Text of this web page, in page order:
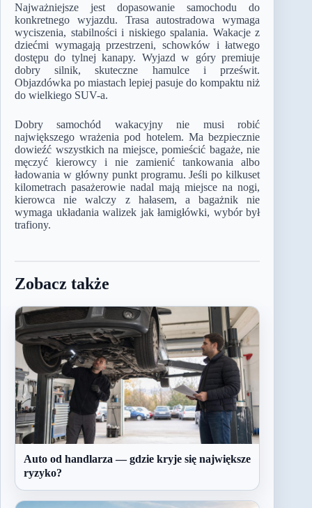
Najważniejsze jest dopasowanie samochodu do
konkretnego wyjazdu. Trasa autostradowa wymaga
wyciszenia, stabilności i niskiego spalania. Wakacje z
dziećmi wymagają przestrzeni, schowków i łatwego
dostępu do tylnej kanapy. Wyjazd w góry premiuje
dobry silnik, skuteczne hamulce i prześwit.
Objazdówka po miastach lepiej pasuje do kompaktu niż
do wielkiego SUV-a.
Dobry samochód wakacyjny nie musi robić
największego wrażenia pod hotelem. Ma bezpiecznie
dowieźć wszystkich na miejsce, pomieścić bagaże, nie
męczyć kierowcy i nie zamienić tankowania albo
ładowania w główny punkt programu. Jeśli po kilkuset
kilometrach pasażerowie nadal mają miejsce na nogi,
kierowca nie walczy z hałasem, a bagażnik nie
wymaga układania walizek jak łamigłówki, wybór był
trafiony.
Zobacz także
Auto od handlarza — gdzie kryje się największe
ryzyko?